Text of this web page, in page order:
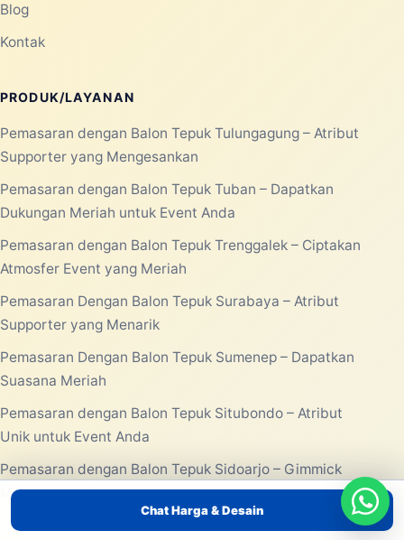
Chat Harga & Desain
Blog
Kontak
PRODUK/LAYANAN
Pemasaran dengan Balon Tepuk Tulungagung – Atribut
Supporter yang Mengesankan
Pemasaran dengan Balon Tepuk Tuban – Dapatkan
Dukungan Meriah untuk Event Anda
Pemasaran dengan Balon Tepuk Trenggalek – Ciptakan
Atmosfer Event yang Meriah
Pemasaran Dengan Balon Tepuk Surabaya – Atribut
Supporter yang Menarik
Pemasaran Dengan Balon Tepuk Sumenep – Dapatkan
Suasana Meriah
Pemasaran dengan Balon Tepuk Situbondo – Atribut
Unik untuk Event Anda
Pemasaran dengan Balon Tepuk Sidoarjo – Gimmick
Massal untuk Event Anda